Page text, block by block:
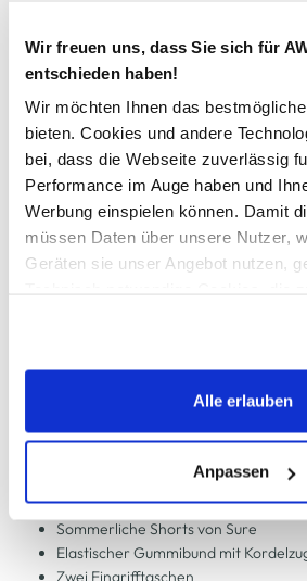
Wir freuen uns, dass Sie sich für
entschieden haben!
Wir möchten Ihnen das
bieten. Cookies und andere
bei, dass die Webseite zuverlässig
Performance im Auge haben und
Werbung einspielen können. Damit
müssen Daten über unsere Nutzer,
Geräten sie unser Angebot nutzen,
werden, werden bei der Nutzung der
Fall gesetzt. Cookies von
Trackingzwecke werden nur dann
erlauben" bzw. "Alle erlauben"
(einschließlich der Möglichkeit, die
zu ändern oder zu widerrufen)
Cookie-Hinweisbzw. der
Alle erlauben
Anpassen
In den Warenkorb
Schneller DHL Versand: in 1–3
Kostenfreie Rücksendung innerhalb
Damen Shorts mit elastischem Bund
Sommerliche Shorts von Sure
Elastischer Gummibund mit
Zwei Eingrifftaschen